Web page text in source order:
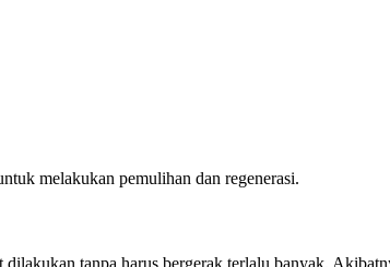
melakukan pemulihan dan regenerasi.
tanpa harus bergerak terlalu banyak.